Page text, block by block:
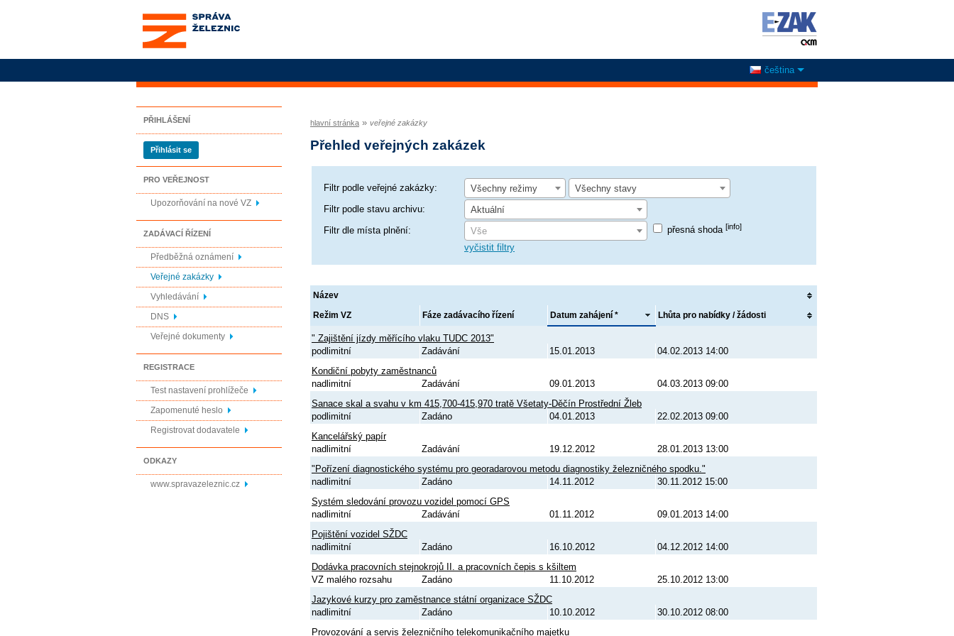
Správa železnic, státní
organizace
čeština
PŘIHLÁŠENÍ
Přihlásit se
PRO VEŘEJNOST
Upozorňování na nové VZ
ZADÁVACÍ ŘÍZENÍ
Předběžná oznámení
Veřejné zakázky
Vyhledávání
DNS
Veřejné dokumenty
REGISTRACE
Test nastavení prohlížeče
Zapomenuté heslo
Registrovat dodavatele
ODKAZY
www.spravazeleznic.cz
hlavní stránka » veřejné zakázky
Přehled veřejných zakázek
Filtr podle veřejné zakázky: Všechny režimy
Všechny stavy
Filtr podle stavu archivu:
Aktuální
Filtr dle místa plnění:
Vše přesná shoda [info]
vyčistit filtry
Název
Režim VZ Fáze zadávacího řízení Datum zahájení * Lhůta pro nabídky / žádosti
" Zajištění jízdy měřícího vlaku TUDC 2013"
podlimitní
Zadávání 15.01.2013
04.02.2013 14:00
Kondiční pobyty zaměstnanců
nadlimitní
Zadávání 09.01.2013
04.03.2013 09:00
Sanace skal a svahu v km 415,700-415,970 tratě Všetaty-Děčín Prostřední Žleb
podlimitní
Zadáno 04.01.2013
22.02.2013 09:00
Kancelářský papír
nadlimitní
Zadávání 19.12.2012
28.01.2013 13:00
"Pořízení diagnostického systému pro georadarovou metodu diagnostiky železničného spodku."
nadlimitní
Zadáno 14.11.2012
30.11.2012 15:00
Systém sledování provozu vozidel pomocí GPS
nadlimitní
Zadávání 01.11.2012
09.01.2013 14:00
Pojištění vozidel SŽDC
nadlimitní
Zadáno 16.10.2012
04.12.2012 14:00
Dodávka pracovních stejnokrojů II. a pracovních čepis s kšiltem
VZ malého rozsahu
Zadáno 11.10.2012
25.10.2012 13:00
Jazykové kurzy pro zaměstnance státní organizace SŽDC
nadlimitní
Zadáno 10.10.2012
30.10.2012 08:00
Provozování a servis železničního telekomunikačního majetku